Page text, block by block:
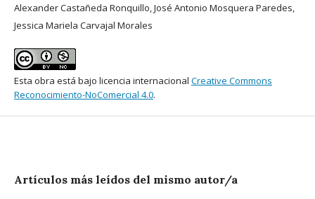
Alexander Castañeda Ronquillo, José Antonio Mosquera Paredes,
Jessica Mariela Carvajal Morales
Esta obra está bajo licencia internacional Creative Commons
Reconocimiento-NoComercial 4.0.
Artículos más leídos del mismo autor/a